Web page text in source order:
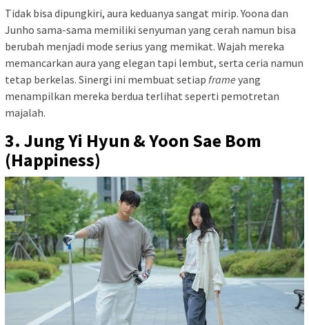
Tidak bisa dipungkiri, aura keduanya sangat mirip. Yoona dan
Junho sama-sama memiliki senyuman yang cerah namun bisa
berubah menjadi mode serius yang memikat. Wajah mereka
memancarkan aura yang elegan tapi lembut, serta ceria namun
tetap berkelas. Sinergi ini membuat setiap frame yang
menampilkan mereka berdua terlihat seperti pemotretan
majalah.
3. Jung Yi Hyun & Yoon Sae Bom
(Happiness)